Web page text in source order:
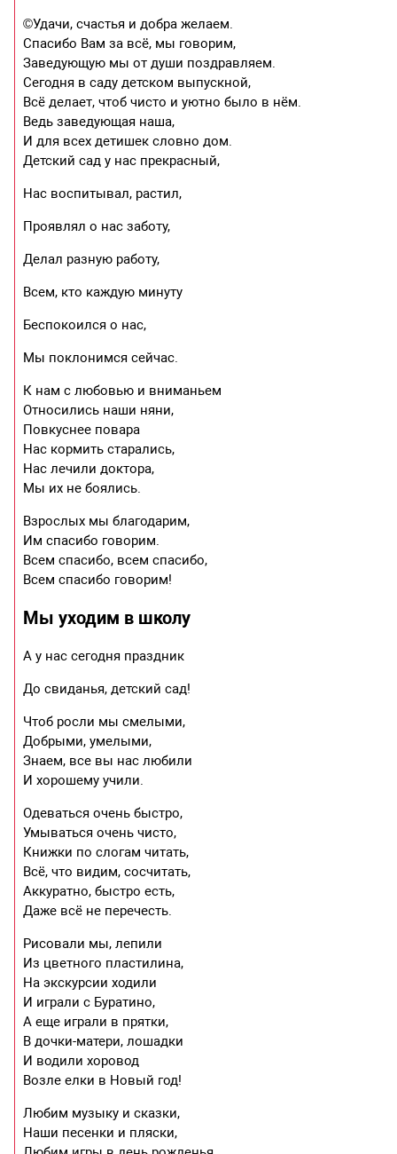
©Удачи, счастья и добра желаем.
Спасибо Вам за всё, мы говорим,
Заведующую мы от души поздравляем.
Сегодня в саду детском выпускной,
Всё делает, чтоб чисто и уютно было в нём.
Ведь заведующая наша,
И для всех детишек словно дом.
Детский сад у нас прекрасный,
Нас воспитывал, растил,
Проявлял о нас заботу,
Делал разную работу,
Всем, кто каждую минуту
Беспокоился о нас,
Мы поклонимся сейчас.
К нам с любовью и вниманьем
Относились наши няни,
Повкуснее повара
Нас кормить старались,
Нас лечили доктора,
Мы их не боялись.
Взрослых мы благодарим,
Им спасибо говорим.
Всем спасибо, всем спасибо,
Всем спасибо говорим!
Мы уходим в школу
А у нас сегодня праздник
До свиданья, детский сад!
Чтоб росли мы смелыми,
Добрыми, умелыми,
Знаем, все вы нас любили
И хорошему учили.
Одеваться очень быстро,
Умываться очень чисто,
Книжки по слогам читать,
Всё, что видим, сосчитать,
Аккуратно, быстро есть,
Даже всё не перечесть.
Рисовали мы, лепили
Из цветного пластилина,
На экскурсии ходили
И играли с Буратино,
А еще играли в прятки,
В дочки-матери, лошадки
И водили хоровод
Возле елки в Новый год!
Любим музыку и сказки,
Наши песенки и пляски,